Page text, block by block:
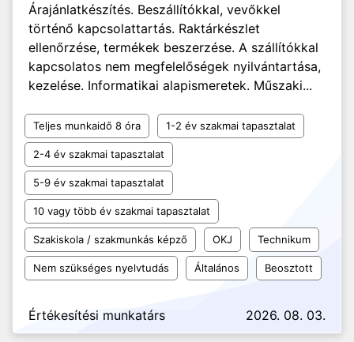
Árajánlatkészítés. Beszállítókkal, vevőkkel
történő kapcsolattartás. Raktárkészlet
ellenőrzése, termékek beszerzése. A szállítókkal
kapcsolatos nem megfelelőségek nyilvántartása,
kezelése. Informatikai alapismeretek. Műszaki...
Teljes munkaidő 8 óra 1-2 év szakmai tapasztalat
2-4 év szakmai tapasztalat
5-9 év szakmai tapasztalat
10 vagy több év szakmai tapasztalat
Szakiskola / szakmunkás képző OKJ Technikum
Nem szükséges nyelvtudás Általános Beosztott
Értékesítési munkatárs 2026. 08. 03.